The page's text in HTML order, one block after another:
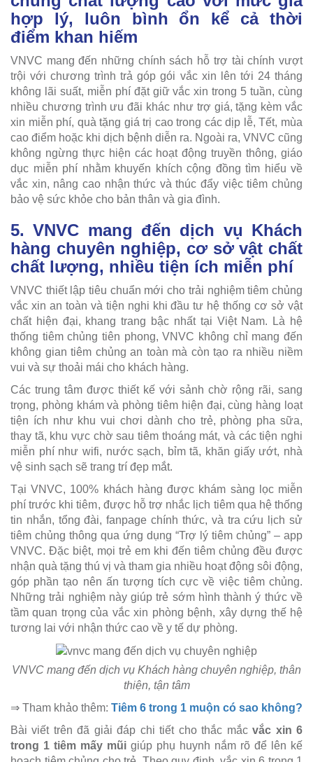
hợp lý, luôn bình ổn kể cả thời
điểm khan hiếm
VNVC mang đến những chính sách hỗ trợ tài chính vượt
trội với chương trình trả góp gói vắc xin lên tới 24 tháng
không lãi suất, miễn phí đặt giữ vắc xin trong 5 tuần, cùng
nhiều chương trình ưu đãi khác như trợ giá, tặng kèm vắc
xin miễn phí, quà tặng giá trị cao trong các dịp lễ, Tết, mùa
cao điểm hoặc khi dịch bệnh diễn ra. Ngoài ra, VNVC cũng
không ngừng thực hiện các hoạt động truyền thông, giáo
dục miễn phí nhằm khuyến khích cộng đồng tìm hiểu về
vắc xin, nâng cao nhận thức và thúc đẩy việc tiêm chủng
bảo vệ sức khỏe cho bản thân và gia đình.
5. VNVC mang đến dịch vụ Khách
hàng chuyên nghiệp, cơ sở vật chất
chất lượng, nhiều tiện ích miễn phí
VNVC thiết lập tiêu chuẩn mới cho trải nghiệm tiêm chủng
vắc xin an toàn và tiện nghi khi đầu tư hệ thống cơ sở vật
chất hiện đại, khang trang bậc nhất tại Việt Nam. Là hệ
thống tiêm chủng tiên phong, VNVC không chỉ mang đến
không gian tiêm chủng an toàn mà còn tạo ra nhiều niềm
vui và sự thoải mái cho khách hàng.
Các trung tâm được thiết kế với sảnh chờ rộng rãi, sang
trọng, phòng khám và phòng tiêm hiện đại, cùng hàng loạt
tiện ích như khu vui chơi dành cho trẻ, phòng pha sữa,
thay tã, khu vực chờ sau tiêm thoáng mát, và các tiện nghi
miễn phí như wifi, nước sạch, bỉm tã, khăn giấy ướt, nhà
vệ sinh sạch sẽ trang trí đẹp mắt.
Tại VNVC, 100% khách hàng được khám sàng lọc miễn
phí trước khi tiêm, được hỗ trợ nhắc lịch tiêm qua hệ thống
tin nhắn, tổng đài, fanpage chính thức, và tra cứu lịch sử
tiêm chủng thông qua ứng dụng “Trợ lý tiêm chủng” – app
VNVC. Đặc biệt, mọi trẻ em khi đến tiêm chủng đều được
nhận quà tặng thú vị và tham gia nhiều hoạt động sôi động,
góp phần tạo nên ấn tượng tích cực về việc tiêm chủng.
Những trải nghiệm này giúp trẻ sớm hình thành ý thức về
tầm quan trọng của vắc xin phòng bệnh, xây dựng thế hệ
tương lai với nhận thức cao về y tế dự phòng.
VNVC mang đến dịch vụ Khách hàng chuyên nghiệp, thân
thiện, tận tâm
⇒ Tham khảo thêm: Tiêm 6 trong 1 muộn có sao không?
Bài viết trên đã giải đáp chi tiết cho thắc mắcvắc xin 6
trong 1 tiêm mấy mũi giúp phụ huynh nắm rõ để lên kế